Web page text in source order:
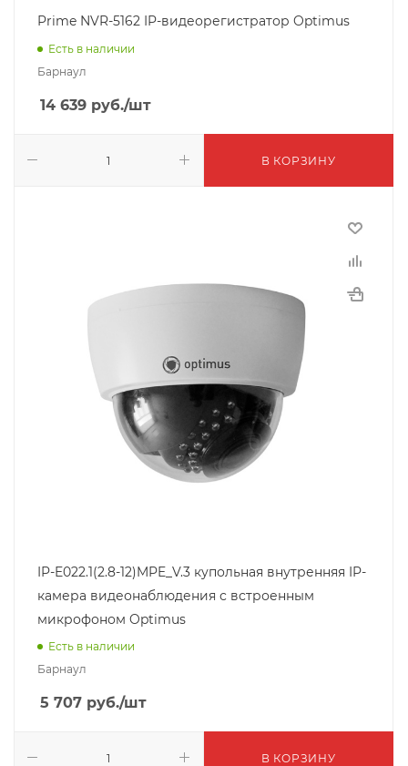
Prime NVR-5162 IP-видеорегистратор Optimus
Есть в наличии
Барнаул
14 639 руб./шт
В КОРЗИНУ
IP-E022.1(2.8-12)MPE_V.3 купольная внутренняя IP-
камера видеонаблюдения с встроенным
микрофоном Optimus
Есть в наличии
Барнаул
5 707 руб./шт
В КОРЗИНУ